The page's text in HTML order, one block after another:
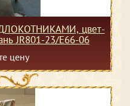
цвет-
JR801-23/E66-06
цену